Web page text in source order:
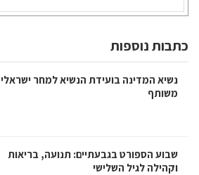
כתבות נוספות
נשיא המדינה בועידת הנשיא למחר ישראלי
משותף
שבוע הספורט בגבעתיים: תנועה, בריאות
וקהילה לגיל השלישי